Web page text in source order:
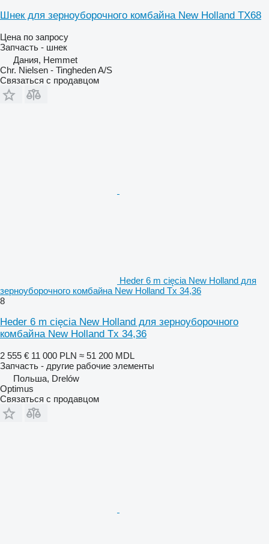
Шнек для зерноуборочного комбайна New Holland TX68
Цена по запросу
Запчасть - шнек
Дания, Hemmet
Chr. Nielsen - Tingheden A/S
Связаться с продавцом
Heder 6 m cięcia New Holland для
зерноуборочного комбайна New Holland Tx 34,36
8
Heder 6 m cięcia New Holland для зерноуборочного
комбайна New Holland Tx 34,36
2 555 € 11 000 PLN ≈ 51 200 MDL
Запчасть - другие рабочие элементы
Польша, Drelów
Optimus
Связаться с продавцом